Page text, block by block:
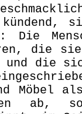
Die
die
die
Möbel
ab,